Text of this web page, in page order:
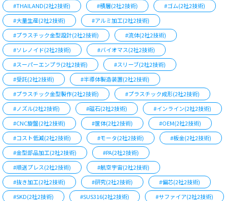
#THAILAND(2社2技術)
#積層(2社2技術)
#ゴム(2社2技術)
#大量生産(2社2技術)
#アルミ加工(2社2技術)
#プラスチック金型設計(2社2技術)
#流体(2社2技術)
#ソレノイド(2社2技術)
#バイオマス(2社2技術)
#スーパーエンプラ(2社2技術)
#スリーブ(2社2技術)
#受託(2社2技術)
#半導体製造装置(2社2技術)
#プラスチック金型製作(2社2技術)
#プラスチック成形(2社2技術)
#ノズル(2社2技術)
#磁石(2社2技術)
#インライン(2社2技術)
#CNC旋盤(2社2技術)
#筐体(2社2技術)
#OEM(2社2技術)
#コスト低減(2社2技術)
#モータ(2社2技術)
#板金(2社2技術)
#金型部品加工(2社2技術)
#PA(2社2技術)
#順送プレス(2社2技術)
#航空宇宙(2社2技術)
#抜き加工(2社2技術)
#研究(2社2技術)
#偏芯(2社2技術)
#SKD(2社2技術)
#SUS316(2社2技術)
#サファイア(2社2技術)